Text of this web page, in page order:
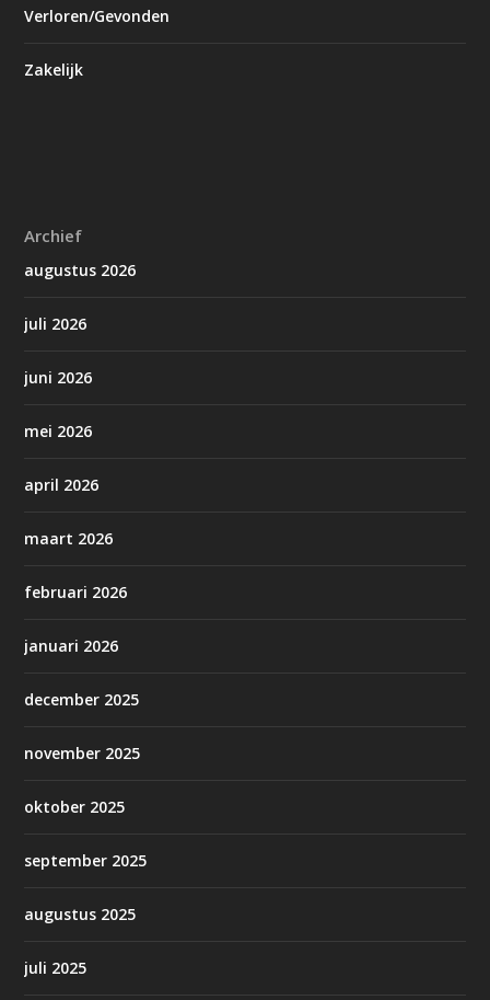
Verloren/Gevonden
Zakelijk
Archief
augustus 2026
juli 2026
juni 2026
mei 2026
april 2026
maart 2026
februari 2026
januari 2026
december 2025
november 2025
oktober 2025
september 2025
augustus 2025
juli 2025